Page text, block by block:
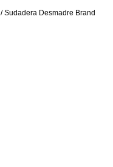
/ Sudadera Desmadre Brand